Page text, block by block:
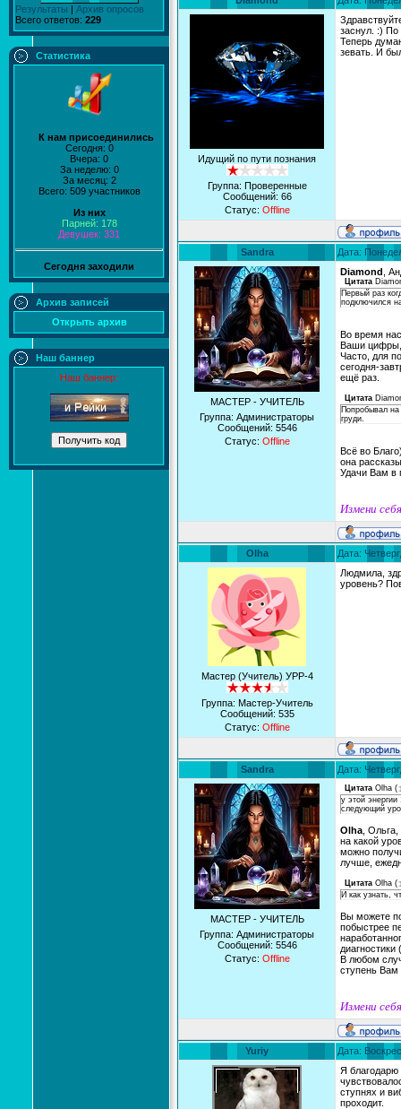
Результаты | Архив опросов
Всего ответов: 229
Статистика
К нам присоединились
Сегодня: 0
Вчера: 0
За неделю: 0
За месяц: 2
Всего: 509 участников
Из них
Парней: 178
Девушек: 331
Сегодня заходили
Архив записей
Открыть архив
Наш баннер
Наш баннер:
Идущий по пути познания
Группа: Проверенные
Сообщений: 66
Статус: Offline
заснул. :)
Теперь
зевать. И
Sandra Дата:
МАСТЕР - УЧИТЕЛЬ
Группа: Администраторы
Сообщений: 5546
Статус: Offline
Diamond ,
Цитата
Первый раз
подключился
Во время
Ваши цифры,
Часто, для
сегодня-
ещё раз.
Цитата
Попробывал
груди.
Всё во
она
Удачи Вам в
Измени
Olha Дата:
Мастер (Учитель) УРР-4
Группа: Мастер-Учитель
Сообщений: 535
Статус: Offline
Людмила,
уровень?
Sandra Дата:
МАСТЕР - УЧИТЕЛЬ
Группа: Администраторы
Сообщений: 5546
Статус: Offline
Цитата Olha (
у этой
следующий
Olha ,
на какой
можно
лучше,
Цитата Olha (
И как узнать,
Вы можете
побыстрее
В любом
ступень Вам
Измени
Yuriy Дата:
Я
ступнях и
проходит.